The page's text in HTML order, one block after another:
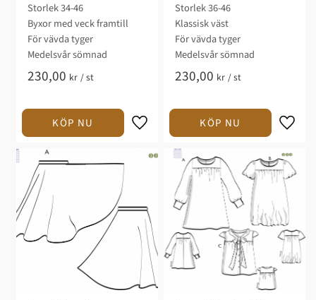
Storlek 34-46​​​​
Byxor med veck framtill
För vävda tyger​​​​
Medelsvår sömnad​​
230,00 kr /st
Storlek 36-46
Klassisk väst​
​För vävda tyger​
Medelsvår sömnad​​​
230,00 kr /st